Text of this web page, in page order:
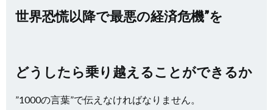
世界恐慌以降で最悪の経済危機”を
どうしたら乗り越えることができるか
”1000の言葉”で伝えなければなりません。